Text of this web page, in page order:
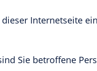
Internetseite
Sie betroffene